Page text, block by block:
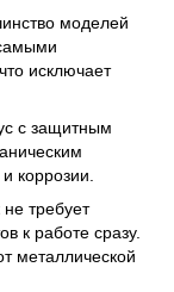
моделей
исключает
с защитным
коррозии.
не требует
к работе сразу.
металлической